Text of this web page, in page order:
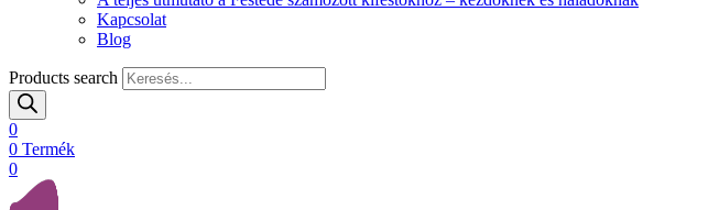
Kapcsolat
Blog
Products search
0
0 Termék
0